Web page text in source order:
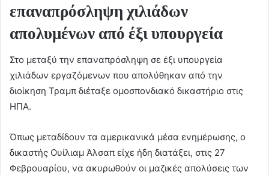
επαναπρόσληψη χιλιάδων
απολυμένων από έξι υπουργεία
Στο μεταξύ την επαναπρόσληψη σε έξι υπουργεία
χιλιάδων εργαζόμενων που απολύθηκαν από την
διοίκηση Τραμπ διέταξε ομοσπονδιακό δικαστήριο στις
ΗΠΑ.
Όπως μεταδίδουν τα αμερικανικά μέσα ενημέρωσης, ο
δικαστής Ουίλιαμ Άλσαπ είχε ήδη διατάξει, στις 27
Φεβρουαρίου, να ακυρωθούν οι μαζικές απολύσεις των